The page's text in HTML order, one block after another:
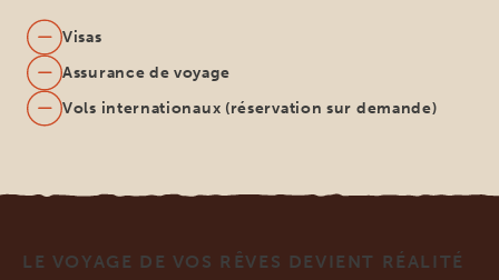
Visas
Assurance de voyage
Vols internationaux (réservation sur demande)
LE VOYAGE DE VOS RÊVES DEVIENT RÉALITÉ